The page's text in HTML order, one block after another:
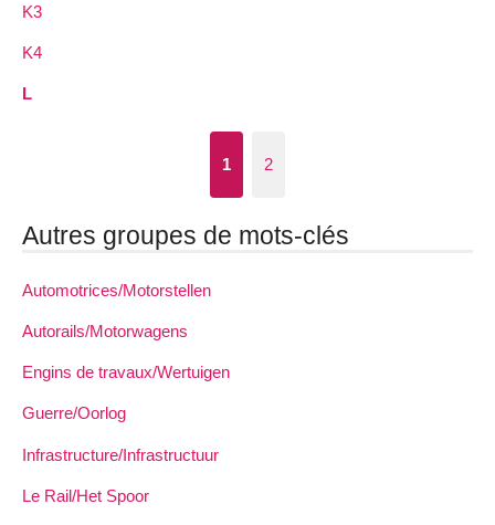
K3
K4
L
1 2
Autres groupes de mots-clés
Automotrices/Motorstellen
Autorails/Motorwagens
Engins de travaux/Wertuigen
Guerre/Oorlog
Infrastructure/Infrastructuur
Le Rail/Het Spoor